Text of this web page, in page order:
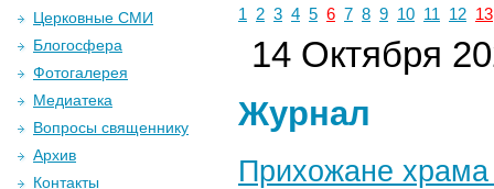
1
2 3 4 5 6 7 8 9 10 11 12 13
14 Октября
Журнал
Прихожане
Церковные СМИ
Блогосфера
Фотогалерея
Медиатека
Вопросы священнику
Архив
Контакты